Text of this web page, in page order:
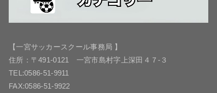
【一宮サッカースクール事務局 】
住所：〒491-0121 一宮市島村字上深田４７-３
TEL:0586-51-9911
FAX:0586-51-9922